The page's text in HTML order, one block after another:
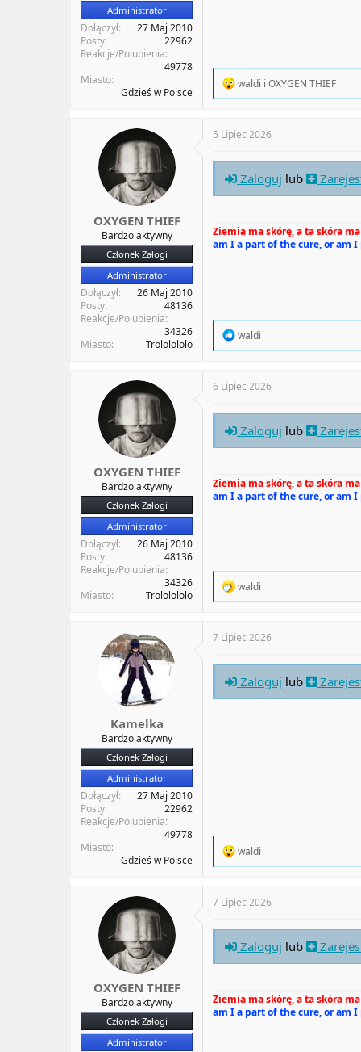
Administrator
Dołączył
27 Maj 2010
Posty
22962
Reakcje/Polubienia
49778
Miasto
Gdzieś w Polsce
R
t
o
n
s
:
waldi i OXYGEN THIEF
OXYGEN THIEF
Bardzo aktywny
Członek Załogi
Administrator
Dołączył
26 Maj 2010
Posty
48136
Reakcje/Polubienia
34326
Miasto
Trololololo
5 Lipiec 2026
Zaloguj lub
Ziemia ma skórę, a ta skóra
am I a part of the cure, or am
R
t
o
n
s
:
waldi
OXYGEN THIEF
Bardzo aktywny
Członek Załogi
Administrator
Dołączył
26 Maj 2010
Posty
48136
Reakcje/Polubienia
34326
Miasto
Trololololo
6 Lipiec 2026
Zaloguj lub
Ziemia ma skórę, a ta skóra
am I a part of the cure, or am
R
t
o
n
s
:
waldi
Kamelka
Bardzo aktywny
Członek Załogi
Administrator
Dołączył
27 Maj 2010
Posty
22962
Reakcje/Polubienia
49778
Miasto
Gdzieś w Polsce
7 Lipiec 2026
Zaloguj lub
R
t
o
n
s
:
waldi
OXYGEN THIEF
Bardzo aktywny
Członek Załogi
Administrator
7 Lipiec 2026
Zaloguj lub
Ziemia ma skórę, a ta skóra
am I a part of the cure, or am